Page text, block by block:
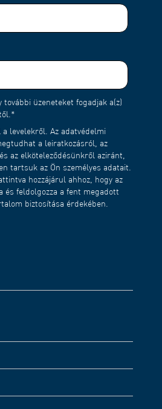
további üzeneteket fogadjak a(z)
*
levelekről. Az adatvédelmi
a leiratkozásról, az
az elköteleződésünkről aziránt,
tartsuk az Ön személyes adatait.
hozzájárul ahhoz, hogy az
feldolgozza a fent megadott
biztosítása érdekében.